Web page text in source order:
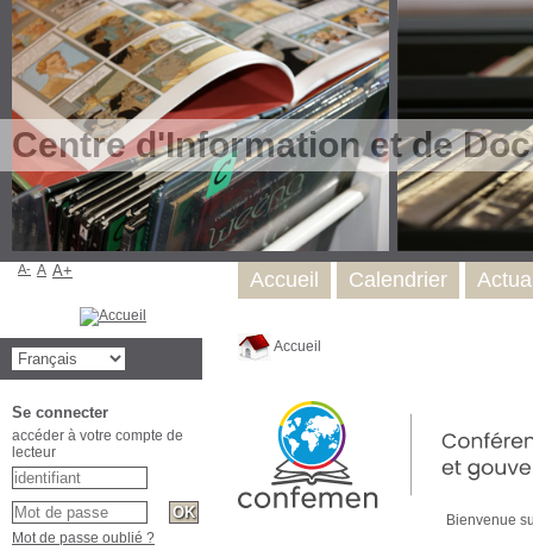
Centre d'Information et de
Accueil
Bienvenue sur le
Accueil Calendrier
A- A A+
Se connecter
accéder à votre compte de
lecteur
Mot de passe oublié ?